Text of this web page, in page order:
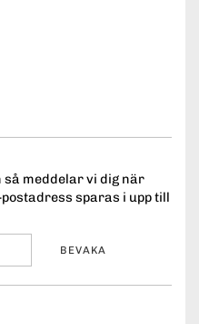
så meddelar vi dig när
sparas i upp till
BEVAKA